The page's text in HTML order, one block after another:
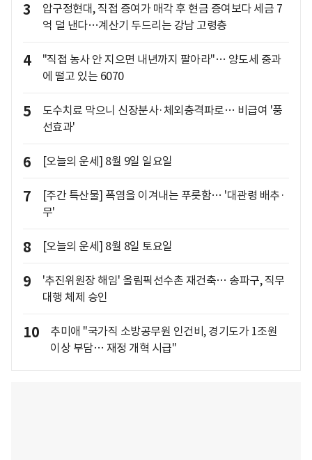
3
압구정현대, 직접 증여가 매각 후 현금 증여보다 세금 7
억 덜 낸다…계산기 두드리는 강남 고령층
4
"직접 농사 안 지으면 내년까지 팔아라"… 양도세 중과
에 떨고 있는 6070
5
도수치료 막으니 신장분사·체외충격파로… 비급여 '풍
선효과'
6 [오늘의 운세] 8월 9일 일요일
7
[주간 특산물] 폭염을 이겨내는 푸릇함… '대관령 배추·
무'
8 [오늘의 운세] 8월 8일 토요일
9
'추진위원장 해임' 올림픽선수촌 재건축… 송파구, 직무
대행 체제 승인
10
추미애 "국가직 소방공무원 인건비, 경기도가 1조원
이상 부담… 재정 개혁 시급"